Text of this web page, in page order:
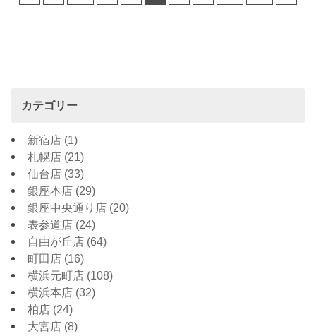
カテゴリー
新宿店 (1)
札幌店 (21)
仙台店 (33)
銀座本店 (29)
銀座中央通り店 (20)
表参道店 (24)
自由が丘店 (64)
町田店 (16)
横浜元町店 (108)
横浜本店 (32)
柏店 (24)
大宮店 (8)